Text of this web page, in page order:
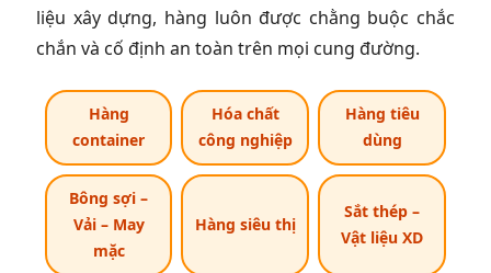
liệu xây dựng, hàng luôn được chằng buộc chắc
chắn và cố định an toàn trên mọi cung đường.
Hàng
container
Hóa chất
công nghiệp
Hàng tiêu
dùng
Bông sợi –
Vải – May
mặc
Hàng siêu thị
Sắt thép –
Vật liệu XD